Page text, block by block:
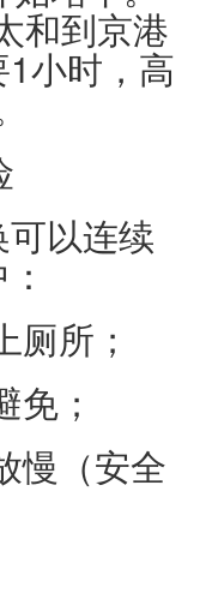
和到京港
小时，高
以连续
所；
免；
慢（安全